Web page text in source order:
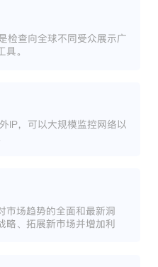
检查向全球不同受众展示广
。
IP，可以大规模监控网络以
市场趋势的全面和最新洞
略、拓展新市场并增加利